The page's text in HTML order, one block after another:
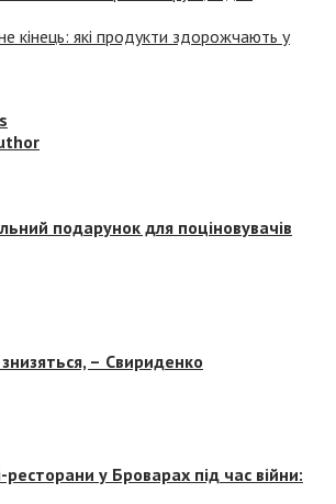
кінець: які продукти здорожчають у
подарунок для поціновувачів
– Свириденко
у Броварах під час війни: